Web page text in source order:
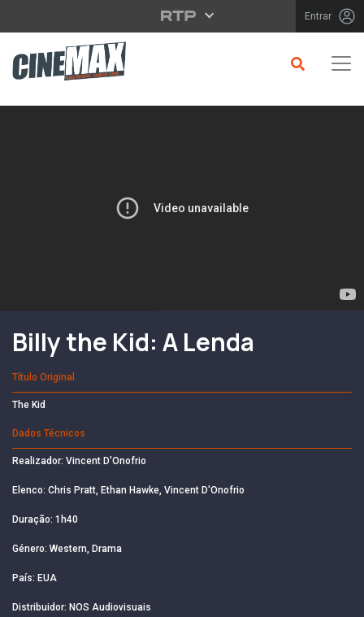
Saltar para o conteúdo principal Entrar
Filme em Cartaz
Billy the Kid: A Lenda
Título Original
The Kid
Dados Técnicos
Realizador: Vincent D'Onofrio
Elenco: Chris Pratt, Ethan Hawke, Vincent D'Onofrio
Duração: 1h40
Género: Western, Drama
País: EUA
Distribuidor: NOS Audiovisuais